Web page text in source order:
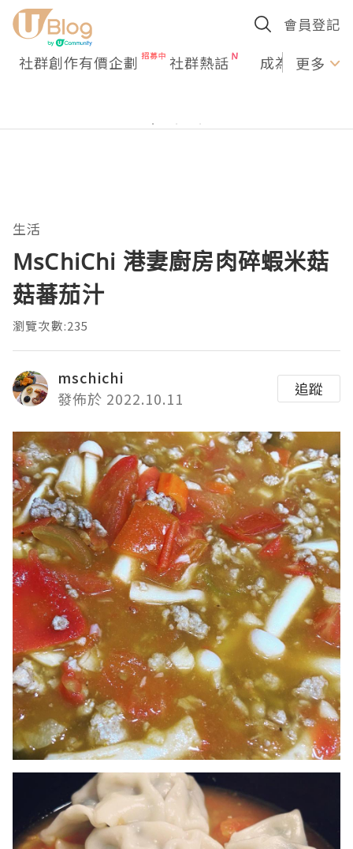
會員登記
社群創作有價企劃 社群熱話 成為U更多
生活
MsChiChi 港妻廚房肉碎蝦米菇
菇蕃茄汁
瀏覽次數:235
mschichi
發佈於 2022.10.11
追蹤